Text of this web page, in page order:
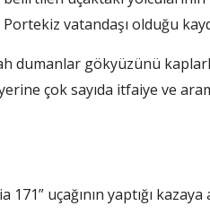
vatandaşı olduğu
dumanlar gökyüzünü
çok sayıda itfaiye ve
uçağının yaptığı